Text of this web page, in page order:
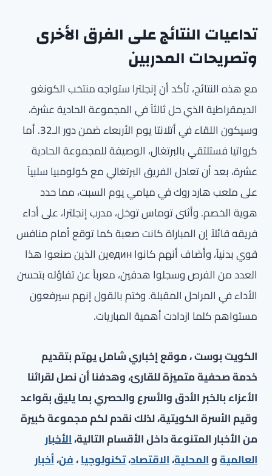
تداعيات النتائج على الفرق الأخرى
وتصريحات المدربين
مع هذه النتائج، تأكد أن إنجلترا ستواجه منتخب الكونغو
الديمقراطية الذي حل ثالثاً في المجموعة الحادية عشرة،
وسيكون اللقاء في أتلانتا يوم الأربعاء ضمن دور الـ32. أما
كرواتيا فستلتقي بالبرتغال، الوصيفة للمجموعة الحادية
عشرة، بعد أن تعادل الفريق البرتغالي مع كولومبيا سلبياً
على ملعب هارد روك في ميامي يوم السبت، مما حدد
هوية الخصم. وأثنى توماس توخل، مدرب إنجلترا، على أداء
فريقه قائلاً إن المباراة كانت صعبة كما توقع أمام منافس
قوي بدنياً، وأضاف أنهم كانوا единين الذين صنعوا هذا
العدد من الفرص وسجلوا هدفين، معرباً عن تفاؤله بتحسن
الأداء في المراحل المقبلة. وختم بالقول إنهم سيرفعون
مستواهم كلما ازدادت أهمية المباريات.
الكويت بوست ، موقع إخباري شامل يهتم بتقديم
خدمة صحفية متميزة للقارئ، وهدفنا أن نصل لقرائنا
الأعزاء بالخبر الأدق والأسرع والحصري بما يليق بقواعد
وقيم الأسرة الكويتية، لذلك نقدم لكم مجموعة كبيرة
من الأخبار المتنوعة داخل الأقسام التالية،الأخبار
العالميةوالمحلية،الاقتصاد،تكنولوجيا،فن،أخبار